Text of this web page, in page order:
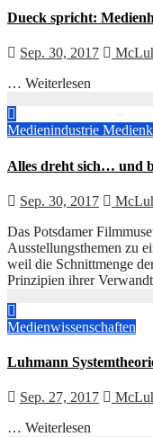
Dueck spricht:
Sep. 30, 2017
… Weiterlesen
Medienindustrie
Alles dreht sich… und
Sep. 30, 2017
Das Potsdamer
Ausstellungsthemen zu
weil die Schnittmenge
Prinzipien ihrer
Medienwissenschaften
Luhmann
Sep. 27, 2017
… Weiterlesen